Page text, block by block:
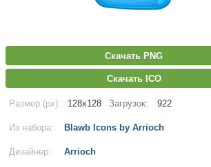
Скачать PNG
Скачать ICO
Размер (px): 128x128 Загрузок: 922
Из набора: Blawb Icons by Arrioch
Дизайнер: Arrioch